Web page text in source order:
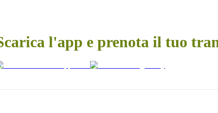
l'app e prenota il tuo